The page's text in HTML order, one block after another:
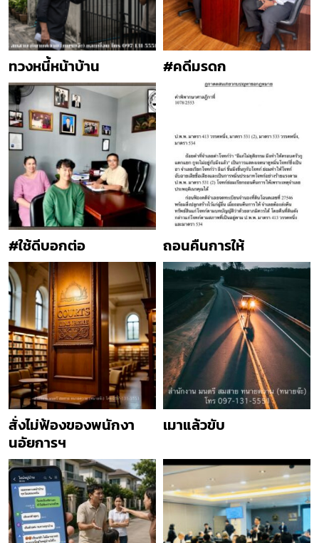
ทวงหนี้หน้าบ้าน #คดีมรดก
#ใช้ดีบอกต่อ ถอนคืนการให้
สั่งไม่ฟ้องของพนักงา
นอัยการฯ
เมาแล้วขับ